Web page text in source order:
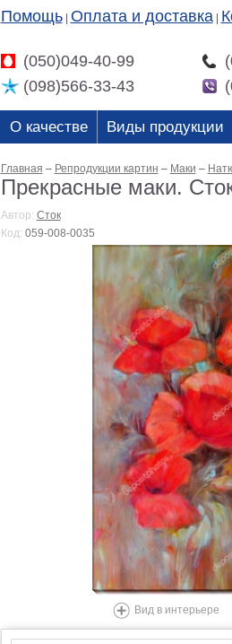
Помощь Оплата и доставка
(050)049-40-99
(098)566-33-43
О качестве Виды продукции
Главная – Репродукции картин – Маки –
Прекрасные маки.
Автор: Сток
Код: 059-008-0035
Вид в интерьере